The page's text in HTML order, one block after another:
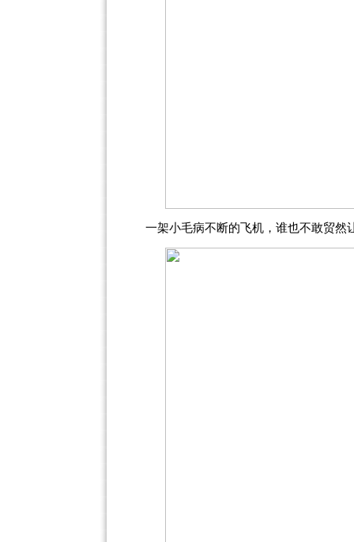
一架小毛病不断的飞机，谁也不敢贸然